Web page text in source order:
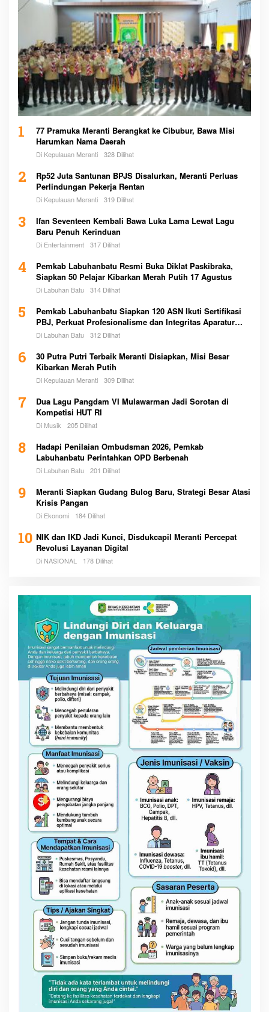
1
77 Pramuka Meranti Berangkat ke Cibubur, Bawa Misi
Harumkan Nama Daerah
Di Kepulauan Meranti 328 Dilihat
2
Rp52 Juta Santunan BPJS Disalurkan, Meranti Perluas
Perlindungan Pekerja Rentan
Di Kepulauan Meranti 319 Dilihat
3
Ifan Seventeen Kembali Bawa Luka Lama Lewat Lagu
Baru Penuh Kerinduan
Di Entertainment 317 Dilihat
4
Pemkab Labuhanbatu Resmi Buka Diklat Paskibraka,
Siapkan 50 Pelajar Kibarkan Merah Putih 17 Agustus
Di Labuhan Batu 314 Dilihat
5
Pemkab Labuhanbatu Siapkan 120 ASN Ikuti Sertifikasi
PBJ, Perkuat Profesionalisme dan Integritas Aparatur
Pemerintah
Di Labuhan Batu 312 Dilihat
6
30 Putra Putri Terbaik Meranti Disiapkan, Misi Besar
Kibarkan Merah Putih
Di Kepulauan Meranti 309 Dilihat
7
Dua Lagu Pangdam VI Mulawarman Jadi Sorotan di
Kompetisi HUT RI
Di Musik 205 Dilihat
8
Hadapi Penilaian Ombudsman 2026, Pemkab
Labuhanbatu Perintahkan OPD Berbenah
Di Labuhan Batu 201 Dilihat
9
Meranti Siapkan Gudang Bulog Baru, Strategi Besar Atasi
Krisis Pangan
Di Ekonomi 184 Dilihat
10 NIK dan IKD Jadi Kunci, Disdukcapil Meranti Percepat
Revolusi Layanan Digital
Di NASIONAL 178 Dilihat